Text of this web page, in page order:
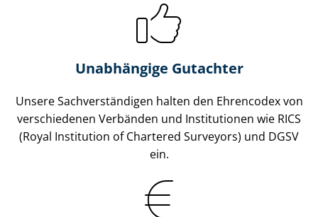
Unabhängige Gutachter
Unsere Sach­ver­stän­di­gen halten den Ehrencodex von
verschiedenen Verbänden und Institutionen wie RICS
(Royal Institution of Chartered Surveyors) und DGSV
ein.